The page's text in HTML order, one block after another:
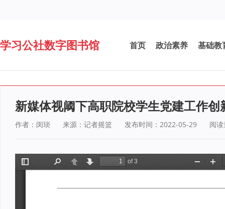
学习公社数字图书馆 首页 政治素养 基础教
新媒体视阈下高职院校学生党建工作创
作者：闵琰 来源：记者摇篮 发布时间：2022-05-29 阅